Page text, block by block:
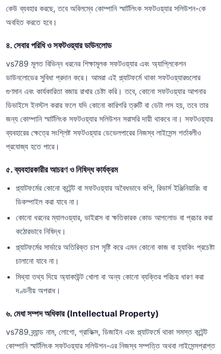
কেউ ব্যবহার করছে, তবে অবিলম্বে কোম্পানি স্মার্টলিংক সফটওয়্যার সলিউশন-কে
অবহিত করতে হবে।
৪. সেবার পরিধি ও সফটওয়্যার ডাউনলোড
vs789 মূলত বিভিন্ন ধরনের শিক্ষামূলক সফটওয়্যার এবং অ্যাপ্লিকেশন
ডাউনলোডের সুবিধা প্রদান করে। আমরা এই প্ল্যাটফর্মে থাকা সফটওয়্যারগুলোর
গুণমান এবং কার্যকারিতা বজায় রাখার চেষ্টা করি। তবে, কোনো সফটওয়্যার আপনার
ডিভাইসে ইনস্টল করার ফলে যদি কোনো কারিগরি ত্রুটি বা ডেটা লস হয়, তবে তার
জন্য কোম্পানি স্মার্টলিংক সফটওয়্যার সলিউশন সরাসরি দায়ী থাকবে না। সফটওয়্যার
ব্যবহারের ক্ষেত্রে সংশ্লিষ্ট সফটওয়্যার ডেভেলপারের নিজস্ব লাইসেন্স শর্তাবলীও
প্রযোজ্য হতে পারে।
৫. ব্যবহারকারীর আচরণ ও নিষিদ্ধ কার্যক্রম
প্ল্যাটফর্মের কোনো কন্টেন্ট বা সফটওয়্যার অবৈধভাবে কপি, রিভার্স ইঞ্জিনিয়ারিং বা
ডিকম্পাইল করা যাবে না।
কোনো ধরনের ম্যালওয়্যার, ভাইরাস বা ক্ষতিকারক কোড আপলোড বা প্রচার করা
কঠোরভাবে নিষিদ্ধ।
প্ল্যাটফর্মের সার্ভারে অতিরিক্ত চাপ সৃষ্টি করে এমন কোনো কাজ বা হ্যাকিং প্রচেষ্টা
চালানো যাবে না।
মিথ্যা তথ্য দিয়ে অ্যাকাউন্ট খোলা বা অন্য কোনো ব্যক্তির পরিচয় ধারণ করা
দণ্ডনীয় অপরাধ।
৬. মেধা সম্পদ অধিকার (Intellectual Property)
vs789 ব্র্যান্ড নাম, লোগো, গ্রাফিক্স, ডিজাইন এবং প্ল্যাটফর্মে থাকা সমস্ত কন্টেন্ট
কোম্পানি স্মার্টলিংক সফটওয়্যার সলিউশন-এর নিজস্ব সম্পত্তি অথবা লাইসেন্সপ্রাপ্ত